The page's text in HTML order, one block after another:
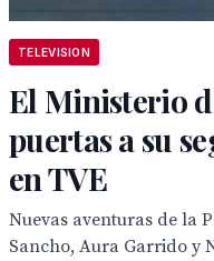
TELEVISION
El Ministerio
puertas a su
en TVE
Nuevas aventuras de la
Sancho, Aura Garrido y